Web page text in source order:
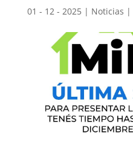
01 - 12 - 2025| Noticias |